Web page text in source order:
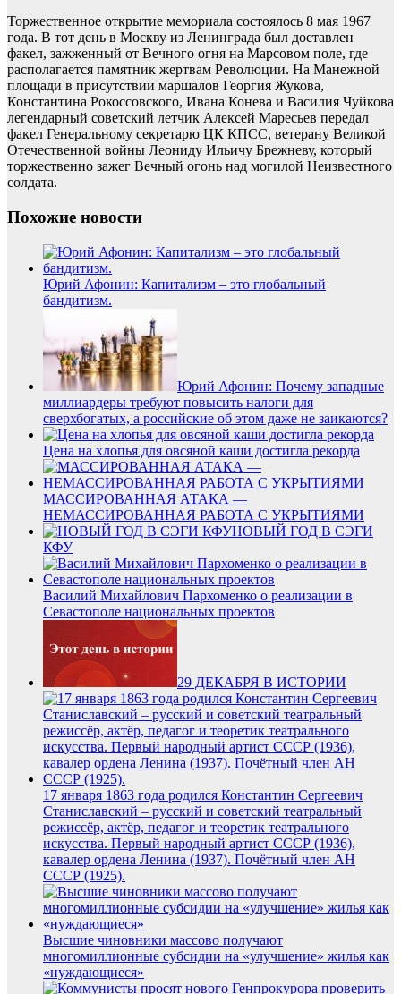
Торжественное открытие мемориала состоялось 8 мая 1967
года. В тот день в Москву из Ленинграда был доставлен
факел, зажженный от Вечного огня на Марсовом поле, где
располагается памятник жертвам Революции. На Манежной
площади в присутствии маршалов Георгия Жукова,
Константина Рокоссовского, Ивана Конева и Василия Чуйкова
легендарный советский летчик Алексей Маресьев передал
факел Генеральному секретарю ЦК КПСС, ветерану Великой
Отечественной войны Леониду Ильичу Брежневу, который
торжественно зажег Вечный огонь над могилой Неизвестного
солдата.
Похожие новости
Юрий Афонин: Капитализм – это глобальный
бандитизм.
Юрий Афонин: Почему западные
миллиардеры требуют повысить налоги для
сверхбогатых, а российские об этом даже не заикаются?
Цена на хлопья для овсяной каши достигла рекорда
МАССИРОВАННАЯ АТАКА —
НЕМАССИРОВАННАЯ РАБОТА С УКРЫТИЯМИ
НОВЫЙ ГОД В СЭГИ
КФУ
Василий Михайлович Пархоменко о реализации в
Севастополе национальных проектов
29 ДЕКАБРЯ В ИСТОРИИ
17 января 1863 года родился Константин Сергеевич
Станиславский – русский и советский театральный
режиссёр, актёр, педагог и теоретик театрального
искусства. Первый народный артист СССР (1936),
кавалер ордена Ленина (1937). Почётный член АН
СССР (1925).
Высшие чиновники массово получают
многомиллионные субсидии на «улучшение» жилья как
«нуждающиеся»